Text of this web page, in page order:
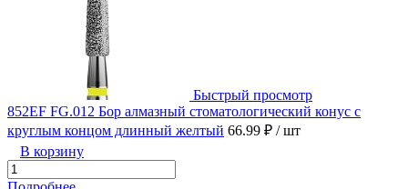
Быстрый просмотр
852EF FG.012 Бор алмазный стоматологический конус с
круглым концом длинный желтый 66.99 ₽ / шт
В корзину